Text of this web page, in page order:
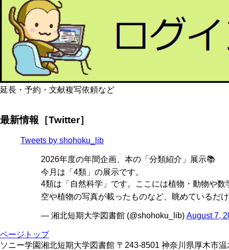
延長・予約・文献複写依頼など
最新情報［Twitter］
Tweets by shohoku_lib
2026年度の年間企画、本の「分類紹介」展示📚
今月は「4類」の展示です。
4類は「自然科学」です。ここには植物・動物や
空や植物の写真が載ったものなど、眺めているだ
— 湘北短期大学図書館 (@shohoku_lib) August 7,
ページトップ
ソニー学園湘北短期大学図書館 〒243-8501 神奈川県厚木市